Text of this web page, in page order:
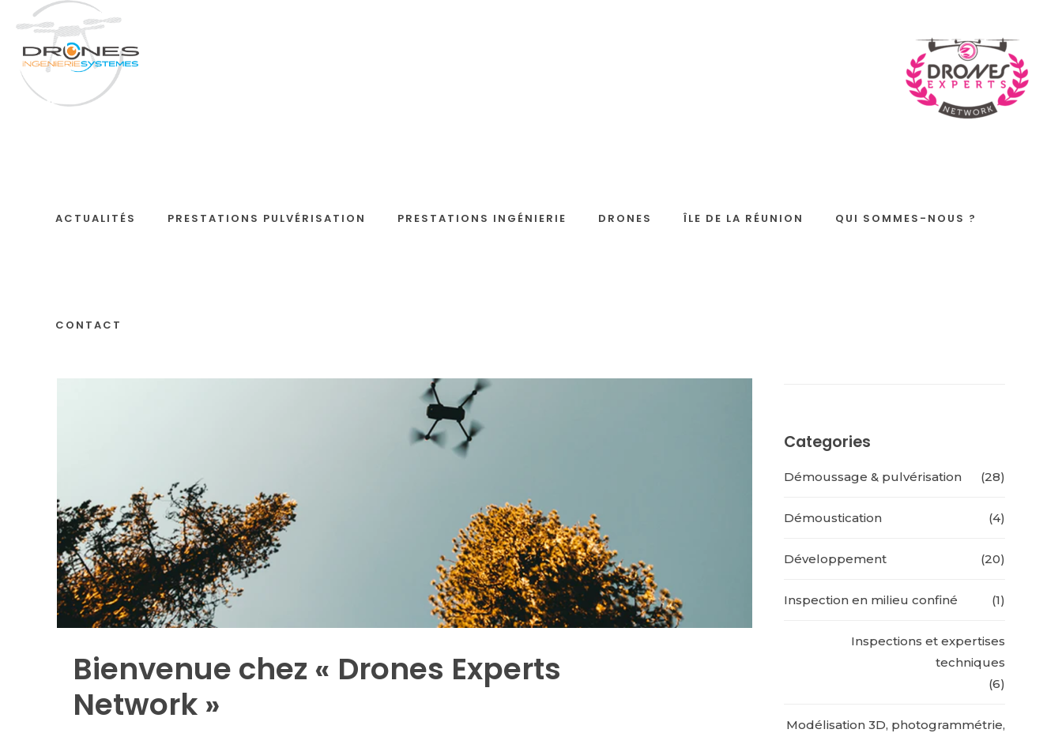
ACTUALITÉS PRESTATIONS PULVÉRISATION PRESTATIONS INGÉNIERIE DRONES ÎLE DE LA RÉUNION QUI SOMMES-NOUS ?
CONTACT
DÉVELOPPEMENT
Bienvenue chez « Drones Experts
Network »
Bienvenue chez « Drones Experts
Network »
Categories
Démoussage & pulvérisation (28)
Démoustication (4)
Développement (20)
Inspection en milieu confiné (1)
Inspections et expertises
techniques
(6)
Modélisation 3D, photogrammétrie,